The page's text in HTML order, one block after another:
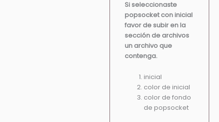
Si seleccionaste
popsocket con inicial
favor de subir en la
sección de archivos
un archivo que
contenga.
inicial
color de inicial
color de fondo
de popsocket